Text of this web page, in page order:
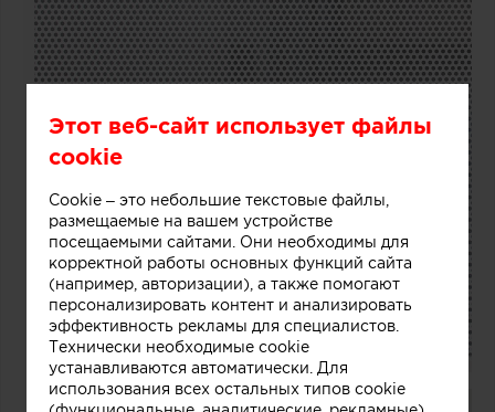
Этот веб-сайт использует файлы
cookie
Cookie – это небольшие текстовые файлы,
размещаемые на вашем устройстве
посещаемыми сайтами. Они необходимы для
корректной работы основных функций сайта
(например, авторизации), а также помогают
персонализировать контент и анализировать
эффективность рекламы для специалистов.
Технически необходимые cookie
устанавливаются автоматически. Для
использования всех остальных типов cookie